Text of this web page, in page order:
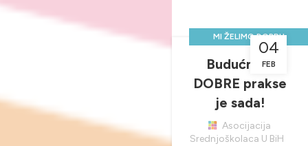
04
FEB
MI ŽELIMO DOBRU
PRAKSU, A VI?
NOVOSTI & PROJEKTI
PRAKTIČNA NASTAVA
Budućnost
DOBRE prakse
je sada!
Asocijacija
Srednjoškolaca U BiH